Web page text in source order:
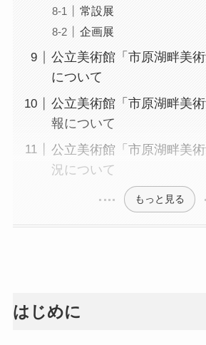
常設展
企画展
公立美術館「市原湖畔美
について
公立美術館「市原湖畔美
報について
公立美術館「市原湖畔美
況について
もっと見る
はじめに